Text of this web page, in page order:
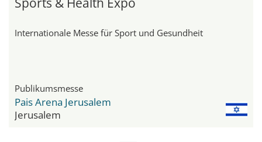
Internationale Messe für Sport und Gesundheit
Publikumsmesse
Pais Arena Jerusalem
Jerusalem